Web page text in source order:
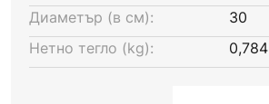
Диаметър (в см):
30
Нетно тегло (kg):
0,784